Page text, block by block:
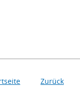
Zurück